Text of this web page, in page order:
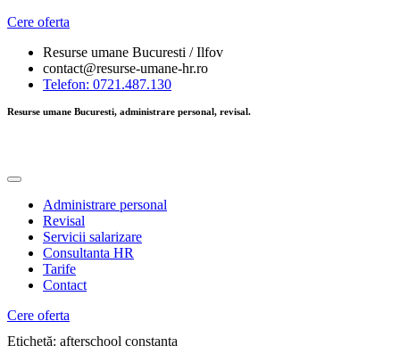
Cere oferta
Resurse umane Bucuresti / Ilfov
contact@resurse-umane-hr.ro
Telefon: 0721.487.130
Resurse umane Bucuresti, administrare personal, revisal.
Administrare personal
Revisal
Servicii salarizare
Consultanta HR
Tarife
Contact
Cere oferta
Etichetă: afterschool constanta